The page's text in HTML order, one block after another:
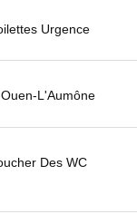
Urgence
L'Aumône
Des WC